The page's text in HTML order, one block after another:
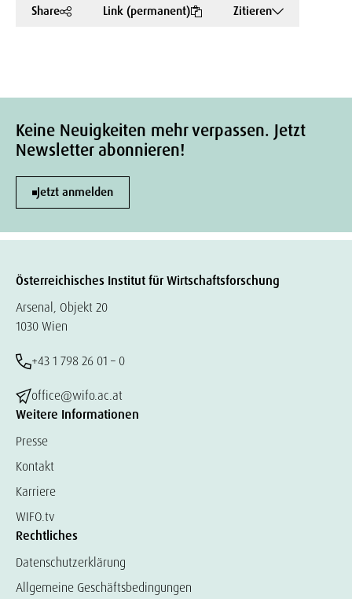
Share Link (permanent) Zitieren
Keine Neuigkeiten mehr verpassen. Jetzt
Newsletter abonnieren!
Jetzt anmelden
Österreichisches Institut für Wirtschaftsforschung
Arsenal, Objekt 20
1030 Wien
+43 1 798 26 01 – 0
office@wifo.ac.at
Weitere Informationen
Presse
Kontakt
Karriere
WIFO.tv
Rechtliches
Datenschutzerklärung
Allgemeine Geschäftsbedingungen